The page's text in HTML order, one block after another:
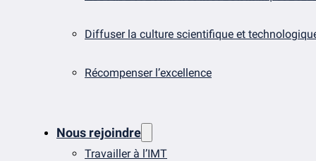
Diffuser la culture scientifique et
Récompenser l’excellence
Nous rejoindre
Travailler à l’IMT